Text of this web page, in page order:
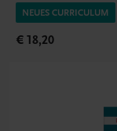
NEUES CURRICULUM
€ 18,20